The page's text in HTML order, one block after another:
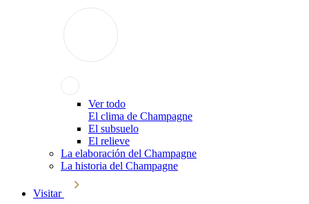
Ver todo
El clima de Champagne
El subsuelo
El relieve
La elaboración del Champagne
La historia del Champagne
Visitar